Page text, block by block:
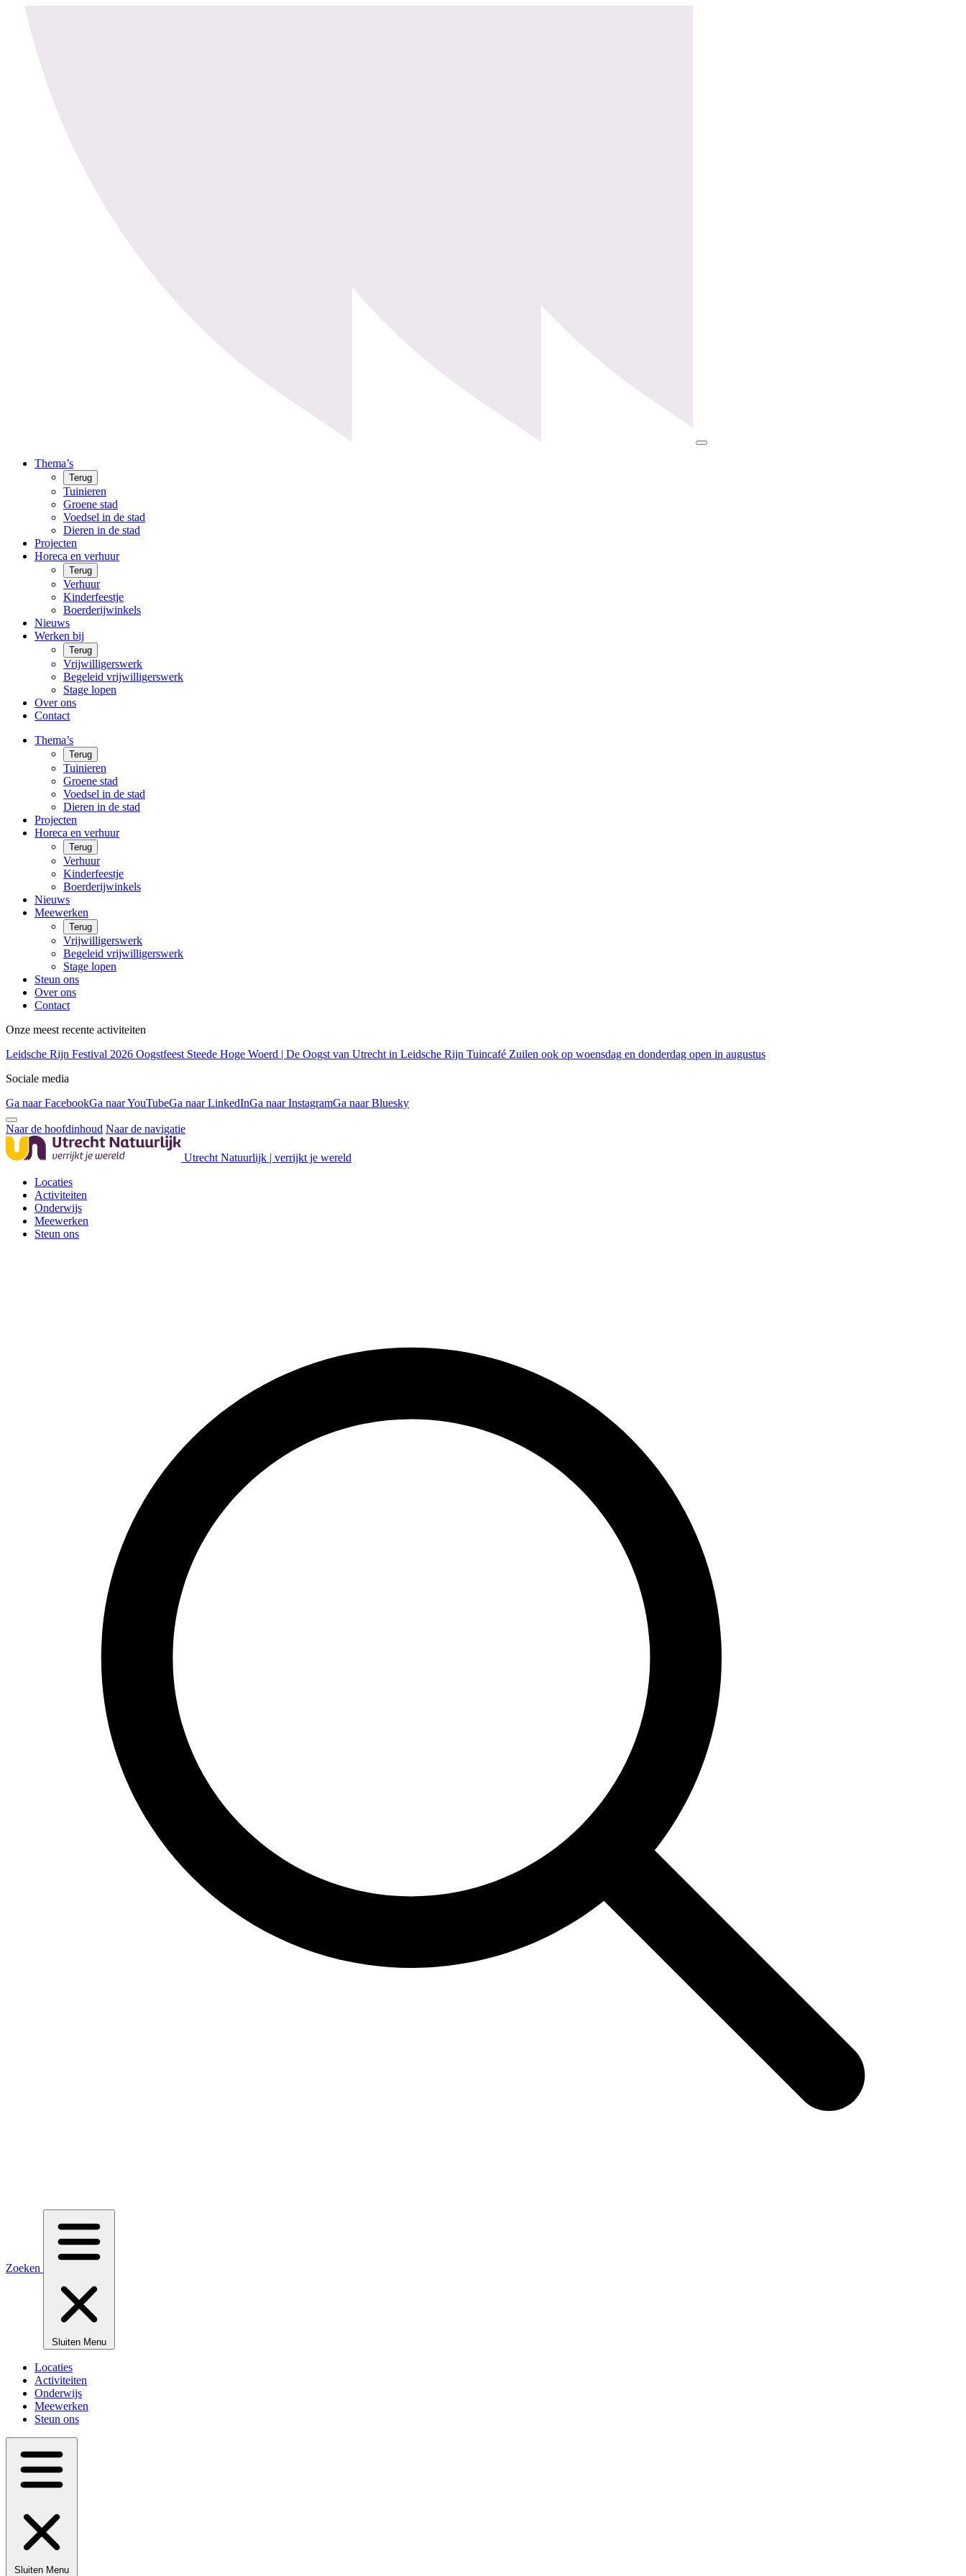
Thema’s
Terug
Tuinieren
Groene stad
Voedsel in de stad
Dieren in de stad
Projecten
Horeca en verhuur
Terug
Verhuur
Kinderfeestje
Boerderijwinkels
Nieuws
Werken bij
Terug
Vrijwilligerswerk
Begeleid vrijwilligerswerk
Stage lopen
Over ons
Contact
Thema’s
Terug
Tuinieren
Groene stad
Voedsel in de stad
Dieren in de stad
Projecten
Horeca en verhuur
Terug
Verhuur
Kinderfeestje
Boerderijwinkels
Nieuws
Meewerken
Terug
Vrijwilligerswerk
Begeleid vrijwilligerswerk
Stage lopen
Steun ons
Over ons
Contact
Onze meest recente activiteiten
Leidsche Rijn Festival 2026 Oogstfeest Steede Hoge Woerd | De Oogst van Utrecht in Leidsche Rijn Tuincafé Zuilen ook op woensdag en donderdag open in augustus
Sociale media
Ga naar FacebookGa naar YouTubeGa naar LinkedInGa naar InstagramGa naar Bluesky
Naar de hoofdinhoud Naar de navigatie
Utrecht Natuurlijk | verrijkt je wereld
Locaties
Activiteiten
Onderwijs
Meewerken
Steun ons
Zoeken
Sluiten Menu
Locaties
Activiteiten
Onderwijs
Meewerken
Steun ons
Sluiten Menu